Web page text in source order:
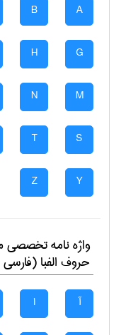
A
B
G
H
M
N
S
T
Y
Z
واژه نامه تخصصی
حروف الفبا
آ ا